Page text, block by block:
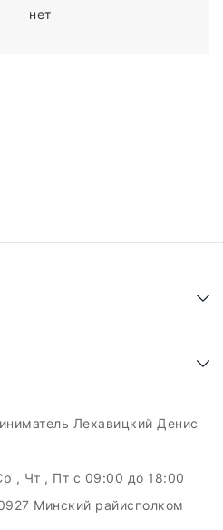
нет
Лехавицкий Денис
, Чт , Пт c 09:00 до 18:00
Минский райисполком